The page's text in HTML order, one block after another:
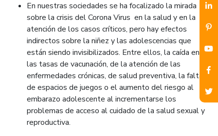
En nuestras sociedades se ha focalizado la mirada
sobre la crisis del Corona Virus en la salud y en la
atención de los casos críticos, pero hay efectos
indirectos sobre la niñez y las adolescencias que
están siendo invisibilizados. Entre ellos, la caída en
las tasas de vacunación, de la atención de las
enfermedades crónicas, de salud preventiva, la falta
de espacios de juegos o el aumento del riesgo al
embarazo adolescente al incrementarse los
problemas de acceso al cuidado de la salud sexual y
reproductiva.